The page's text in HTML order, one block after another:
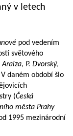
v letech
pod vedením
světového
P. Dvorský,
daném období šlo
(Česká
města Prahy
1995 mezinárodní